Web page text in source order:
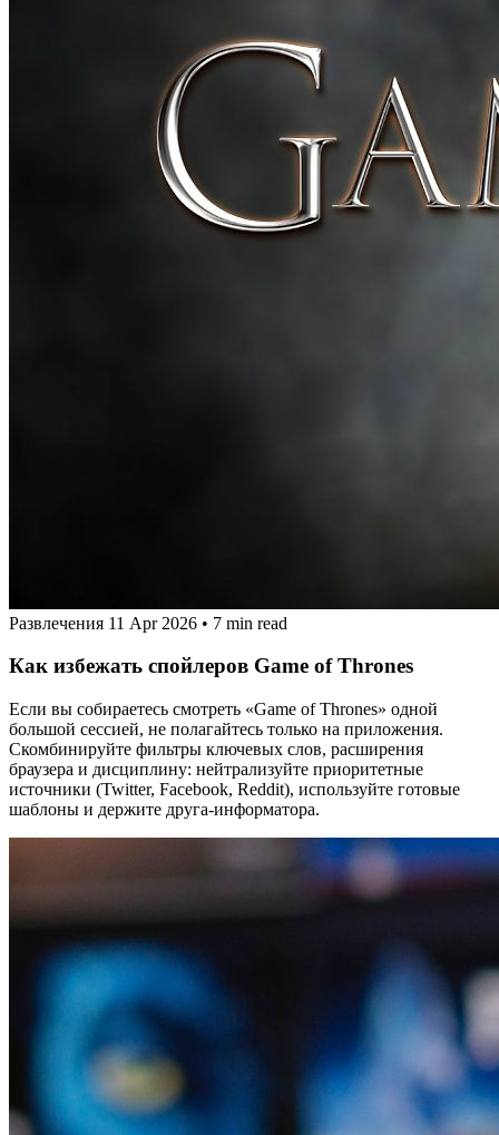
Развлечения 11 Apr 2026 • 7 min read
Как избежать спойлеров Game of Thrones
Если вы собираетесь смотреть «Game of Thrones» одной
большой сессией, не полагайтесь только на приложения.
Скомбинируйте фильтры ключевых слов, расширения
браузера и дисциплину: нейтрализуйте приоритетные
источники (Twitter, Facebook, Reddit), используйте готовые
шаблоны и держите друга-информатора.